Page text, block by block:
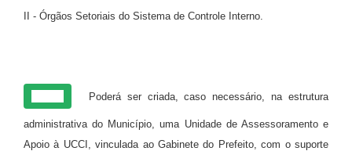
II - Órgãos Setoriais do Sistema de Controle Interno.
Poderá ser criada, caso necessário, na estrutura
administrativa do Município, uma Unidade de Assessoramento e
Apoio à UCCI, vinculada ao Gabinete do Prefeito, com o suporte